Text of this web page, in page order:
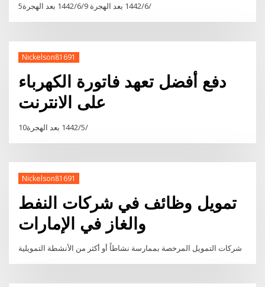
5‏‏/6‏‏/1442 بعد الهجرة 9‏‏/6‏‏/1442 بعد الهجرة
Nickelson81691
دفع أفضل تعهد فاتورة الكهرباء
على الانترنت
10‏‏/5‏‏/1442 بعد الهجرة
Nickelson81691
تمويل وظائف في شركات النفط
والغاز في الإمارات
شركات التمويل المرخصة بممارسة نشاطاً أو أكثر من الأنشطة التمويلية